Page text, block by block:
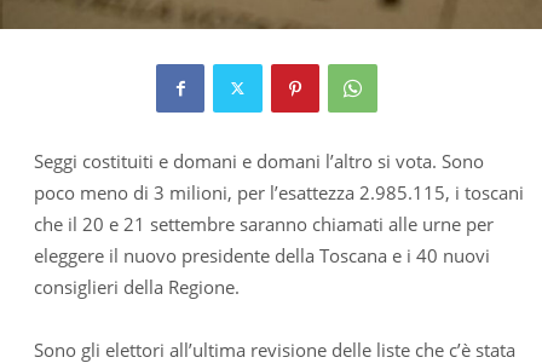
Seggi costituiti e domani e domani l’altro si vota. Sono
poco meno di 3 milioni, per l’esattezza 2.985.115, i toscani
che il 20 e 21 settembre saranno chiamati alle urne per
eleggere il nuovo presidente della Toscana e i 40 nuovi
consiglieri della Regione.
Sono gli elettori all’ultima revisione delle liste che c’è stata